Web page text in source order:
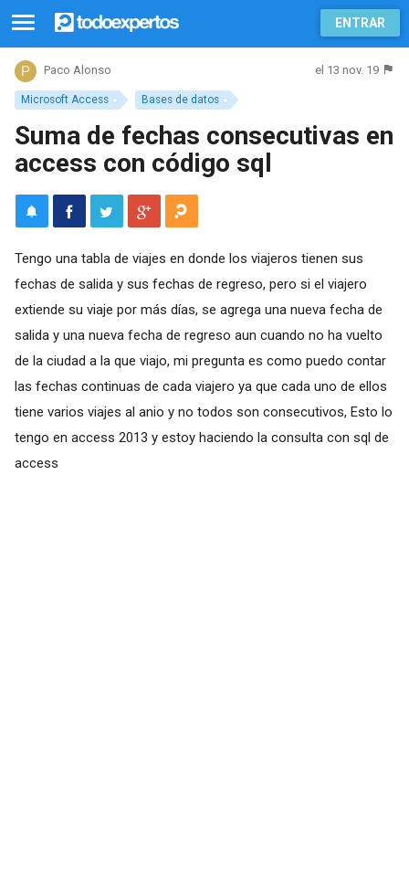
ENTRAR
Microsoft Access Bases de datos
Paco Alonso el 13 nov. 19
Suma de fechas consecutivas en
access con código sql
Tengo una tabla de viajes en donde los viajeros tienen sus
fechas de salida y sus fechas de regreso, pero si el viajero
extiende su viaje por más días, se agrega una nueva fecha de
salida y una nueva fecha de regreso aun cuando no ha vuelto
de la ciudad a la que viajo, mi pregunta es como puedo contar
las fechas continuas de cada viajero ya que cada uno de ellos
tiene varios viajes al anio y no todos son consecutivos, Esto lo
tengo en access 2013 y estoy haciendo la consulta con sql de
access